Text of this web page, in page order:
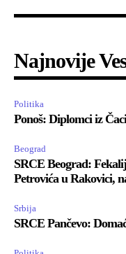
Najnovije
Politika
Ponoš: Diplomci iz
Beograd
SRCE Beograd:
Petrovića u Rakovici,
Srbija
SRCE Pančevo: